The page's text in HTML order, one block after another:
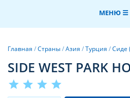
МЕНЮ ☰
Главная /Страны/Азия /Турция /Сиде
SIDE WEST PARK
star star star star